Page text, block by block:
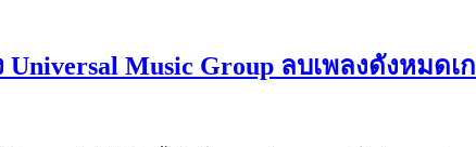
Music Group ลบเพลงดังหมดเ